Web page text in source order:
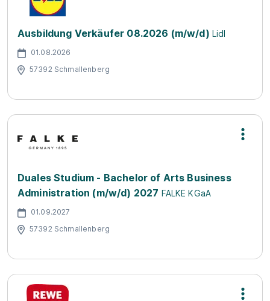
Ausbildung Verkäufer 08.2026 (m/w/d) Lidl
01.08.2026
57392 Schmallenberg
Duales Studium - Bachelor of Arts Business
Administration (m/w/d) 2027 FALKE KGaA
01.09.2027
57392 Schmallenberg